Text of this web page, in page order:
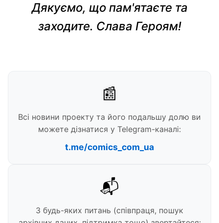
Дякуємо, що пам'ятаєте та
заходите. Слава Героям!
📰
Всі новини проекту та його подальшу долю ви
можете дізнатися у Telegram-каналі:
t.me/comics_com_ua
📬
З будь-яких питань (співпраця, пошук